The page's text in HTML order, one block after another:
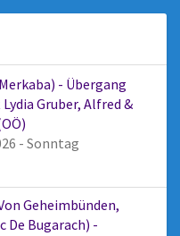
- Übergang
Gruber, Alfred &
- Sonntag
Geheimbünden,
De Bugarach) -